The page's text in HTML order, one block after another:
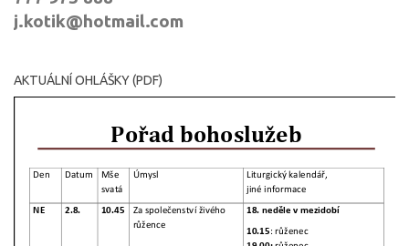
j.kotik@hotmail.com
AKTUÁLNÍ OHLÁŠKY (PDF)